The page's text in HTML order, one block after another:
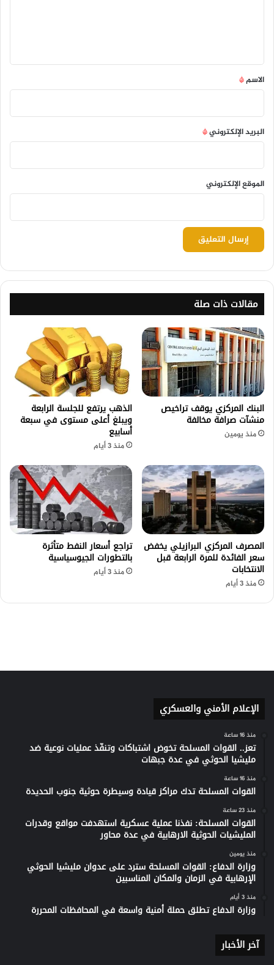
الإعلام الأمني والعسكري
منذ 16 ساعة
تعز.. القوات المسلحة تخوض اشتباكات وتنفّذ عمليات نوعية ضد
مليشيا الحوثي في عدة جبهات
منذ 16 ساعة
القوات المسلحة تدك مراكز قيادة وسيطرة حوثية جنوب الحديدة
منذ 23 ساعة
القوات المسلحة: نفذنا عملية عسكرية استهدفت مواقع وقدرات
المليشيات الحوثية الارهابية في عدة محاور
منذ يومين
وزارة الدفاع: القوات المسلحة سترد على عدوان مليشيا الحوثي
الإرهابية في الزمان والمكان المناسبين
منذ 3 أيام
وزارة الدفاع تطلق حملة أمنية واسعة في المحافظات المحررة
آخر الأخبار